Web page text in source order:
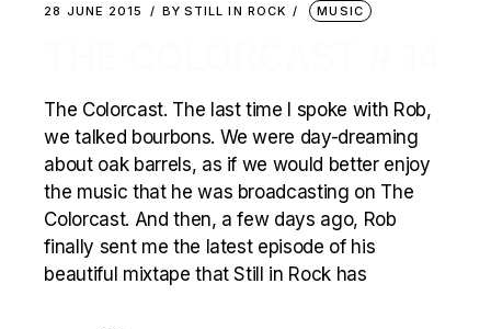
28 JUNE 2015 BY STILL IN ROCK MUSIC
The Colorcast. The last time I spoke with Rob,
we talked bourbons. We were day-dreaming
about oak barrels, as if we would better enjoy
the music that he was broadcasting on The
Colorcast. And then, a few days ago, Rob
finally sent me the latest episode of his
beautiful mixtape that Still in Rock has